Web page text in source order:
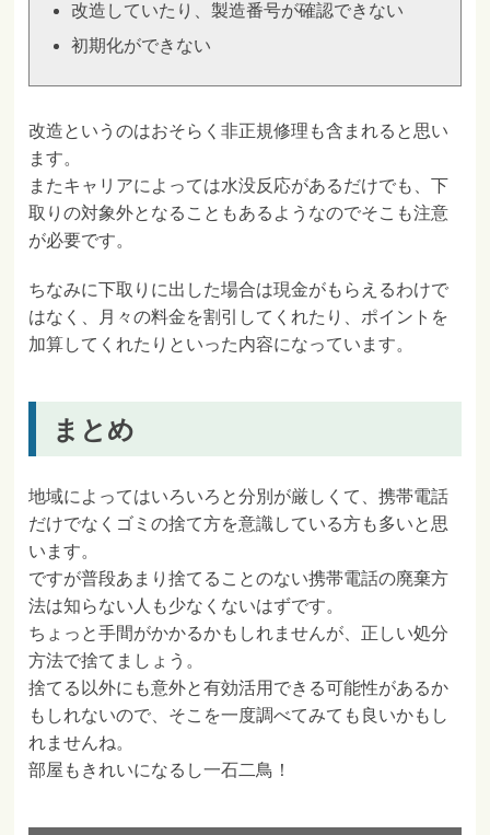
改造していたり、製造番号が確認できない
初期化ができない
改造というのはおそらく非正規修理も含まれると思い
ます。
またキャリアによっては水没反応があるだけでも、下
取りの対象外となることもあるようなのでそこも注意
が必要です。
ちなみに下取りに出した場合は現金がもらえるわけで
はなく、月々の料金を割引してくれたり、ポイントを
加算してくれたりといった内容になっています。
まとめ
地域によってはいろいろと分別が厳しくて、携帯電話
だけでなくゴミの捨て方を意識している方も多いと思
います。
ですが普段あまり捨てることのない携帯電話の廃棄方
法は知らない人も少なくないはずです。
ちょっと手間がかかるかもしれませんが、正しい処分
方法で捨てましょう。
捨てる以外にも意外と有効活用できる可能性があるか
もしれないので、そこを一度調べてみても良いかもし
れませんね。
部屋もきれいになるし一石二鳥！